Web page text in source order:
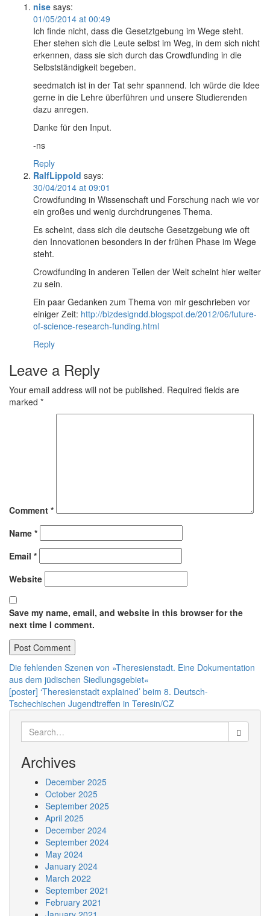
nise says:
01/05/2014 at 00:49
Ich finde nicht, dass die Gesetztgebung im Wege steht.
Eher stehen sich die Leute selbst im Weg, in dem sich nicht
erkennen, dass sie sich durch das Crowdfunding in die
Selbstständigkeit begeben.
seedmatch ist in der Tat sehr spannend. Ich würde die Idee
gerne in die Lehre überführen und unsere Studierenden
dazu anregen.
Danke für den Input.
-ns
Reply
RalfLippold says:
30/04/2014 at 09:01
Crowdfunding in Wissenschaft und Forschung nach wie vor
ein großes und wenig durchdrungenes Thema.
Es scheint, dass sich die deutsche Gesetzgebung wie oft
den Innovationen besonders in der frühen Phase im Wege
steht.
Crowdfunding in anderen Teilen der Welt scheint hier weiter
zu sein.
Ein paar Gedanken zum Thema von mir geschrieben vor
einiger Zeit: http://bizdesigndd.blogspot.de/2012/06/future-
of-science-research-funding.html
Reply
Leave a Reply
Your email address will not be published. Required fields are
marked *
Comment *
Name *
Email *
Website
Save my name, email, and website in this browser for the
next time I comment.
Post
navigation
Die fehlenden Szenen von »Theresienstadt. Eine Dokumentation
aus dem jüdischen Siedlungsgebiet«
[poster] ‘Theresienstadt explained’ beim 8. Deutsch-
Tschechischen Jugendtreffen in Teresin/CZ
Search
for:
Archives
December 2025
October 2025
September 2025
April 2025
December 2024
September 2024
May 2024
January 2024
March 2022
September 2021
February 2021